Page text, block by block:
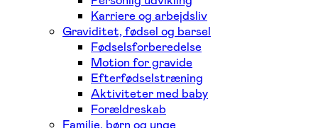
Karriere og arbejdsliv
Graviditet, fødsel og barsel
Fødselsforberedelse
Motion for gravide
Efterfødselstræning
Aktiviteter med baby
Forældreskab
Familie, børn og unge